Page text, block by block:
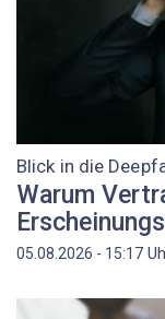
Blick in die
Warum
05.08.2026 - 15:17